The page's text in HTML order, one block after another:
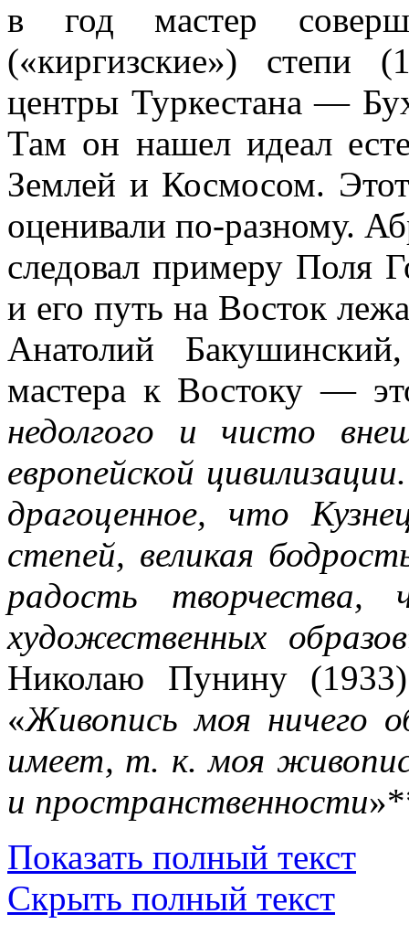
в год мастер
(«киргизские») степи
центры Туркестана —
Там он нашел идеал
Землей и Космосом.
оценивали по-разному.
следовал примеру Поля
и его путь на Восток
Анатолий
мастера к Востоку —
недолгого и чисто
европейской
драгоценное, что
степей, великая
радость творчества,
художественных образов
Николаю Пунину
«Живопись моя ничего
имеет, т. к. моя
и пространственности
Показать полный текст
Скрыть полный текст